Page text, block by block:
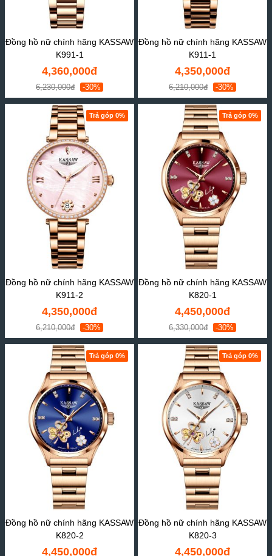
Đồng hồ nữ chính hãng KASSAW
K991-1
4,360,000đ
6,230,000đ -30%
Đồng hồ nữ chính hãng KASSAW
K911-1
4,350,000đ
6,210,000đ -30%
Trả góp 0%
Đồng hồ nữ chính hãng KASSAW
K911-2
4,350,000đ
6,210,000đ -30%
Trả góp 0%
Đồng hồ nữ chính hãng KASSAW
K820-1
4,450,000đ
6,330,000đ -30%
Trả góp 0%
Đồng hồ nữ chính hãng KASSAW
K820-2
4,450,000đ
Trả góp 0%
Đồng hồ nữ chính hãng KASSAW
K820-3
4,450,000đ